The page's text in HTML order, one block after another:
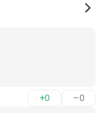
+0 –0